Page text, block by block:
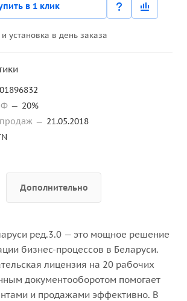
в 1 клик
установка в день заказа
— 20%
— 21.05.2018
Дополнительно
ред.3.0 — это мощное решение
бизнес-процессов в Беларуси.
лицензия на 20 рабочих
документооборотом помогает
и продажами эффективно. В